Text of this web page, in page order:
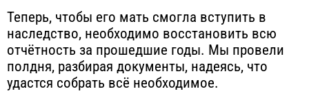
Теперь, чтобы его мать смогла вступить в
наследство, необходимо восстановить всю
отчётность за прошедшие годы. Мы провели
полдня, разбирая документы, надеясь, что
удастся собрать всё необходимое.